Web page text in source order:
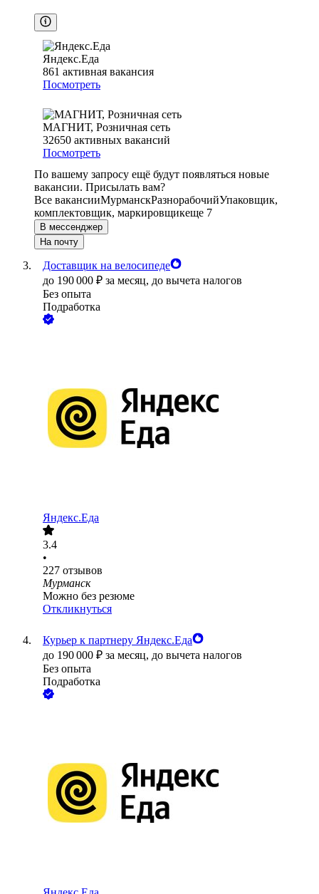
Яндекс.Еда
861 активная вакансия
Посмотреть
МАГНИТ, Розничная сеть
32650 активных вакансий
Посмотреть
По вашему запросу ещё будут появляться новые
вакансии. Присылать вам?
Все вакансииМурманскРазнорабочийУпаковщик,
комплектовщик, маркировщикеще 7
В мессенджер
На почту
Доставщик на велосипеде
до 190 000 ₽ за месяц, до вычета налогов
Без опыта
Подработка
Яндекс.Еда
3.4
•
227 отзывов
Мурманск
Можно без резюме
Откликнуться
Курьер к партнеру Яндекс.Еда
до 190 000 ₽ за месяц, до вычета налогов
Без опыта
Подработка